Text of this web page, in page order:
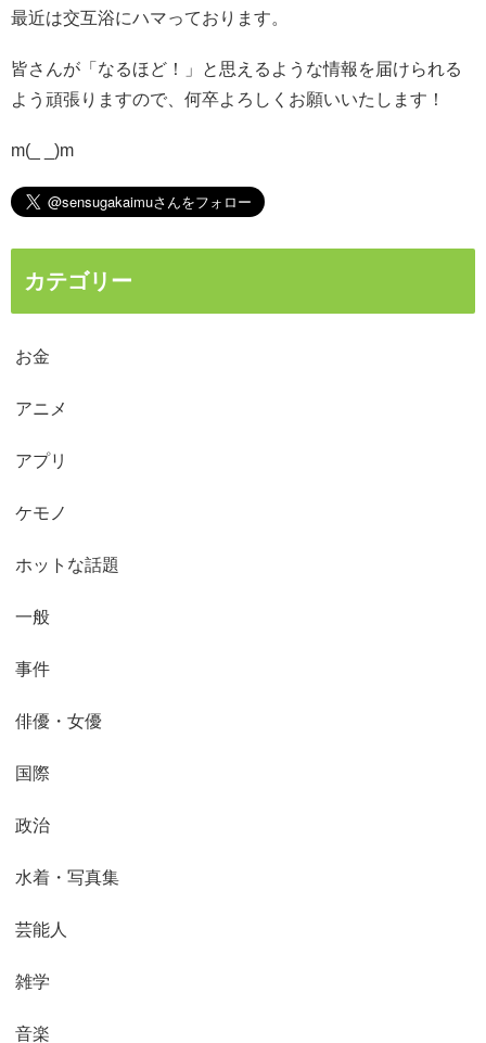
最近は交互浴にハマっております。
皆さんが「なるほど！」と思えるような情報を届けられる
よう頑張りますので、何卒よろしくお願いいたします！
m(_ _)m
カテゴリー
お金
アニメ
アプリ
ケモノ
ホットな話題
一般
事件
俳優・女優
国際
政治
水着・写真集
芸能人
雑学
音楽